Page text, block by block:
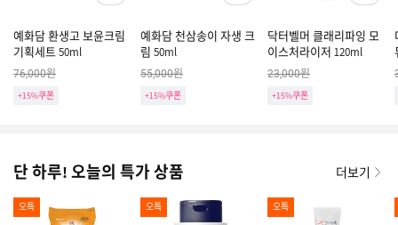
예화담 환생고 보윤크림
기획세트 50ml
76,000원
+15%쿠폰
예화담 천삼송이 자생 크
림 50ml
55,000원
+15%쿠폰
닥터벨머 클래리파잉 모
이스처라이저 120ml
23,000원
+15%쿠폰
단 하루! 오늘의 특가 상품 더보기
오특 오특 오특